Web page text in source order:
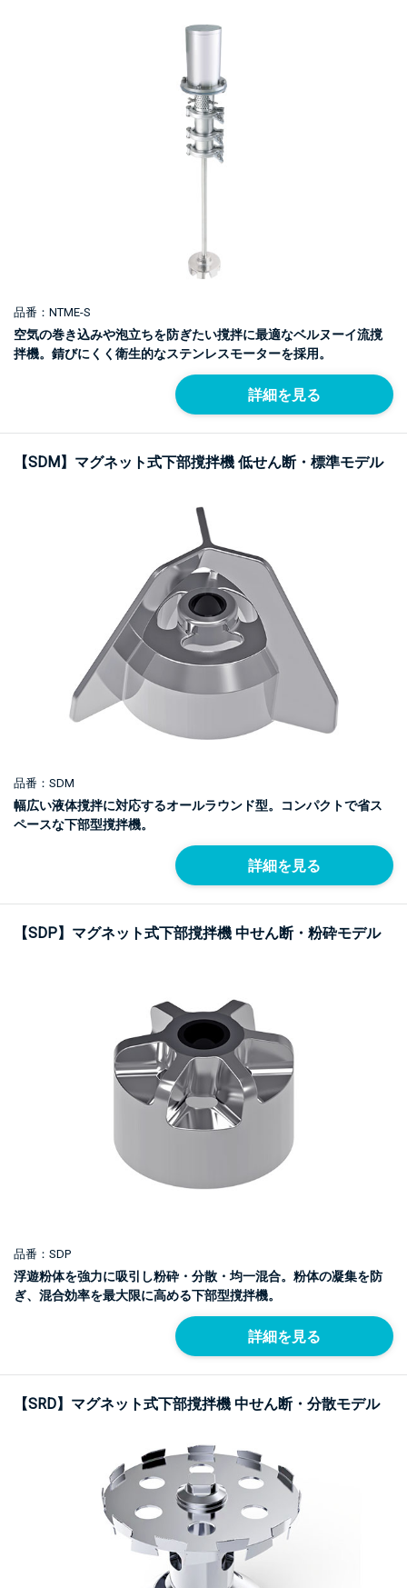
品番：NTME-S
空気の巻き込みや泡立ちを防ぎたい撹拌に最適なベルヌーイ流撹
拌機。錆びにくく衛生的なステンレスモーターを採用。
詳細を見る
【SDM】マグネット式下部撹拌機 低せん断・標準モデル
品番：SDM
幅広い液体撹拌に対応するオールラウンド型。コンパクトで省ス
ペースな下部型撹拌機。
詳細を見る
【SDP】マグネット式下部撹拌機 中せん断・粉砕モデル
品番：SDP
浮遊粉体を強力に吸引し粉砕・分散・均一混合。粉体の凝集を防
ぎ、混合効率を最大限に高める下部型撹拌機。
詳細を見る
【SRD】マグネット式下部撹拌機 中せん断・分散モデル